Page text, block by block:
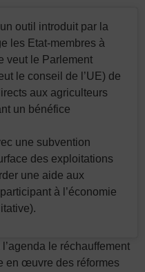
outil introduit par la
les Etat-membres à
veut le Parlement
le conseil de l’UE) de
aux agriculteurs
un bénéfice
une subvention
des exploitations
une aide aux
à l’économie
le réchauffement
en œuvre des réformes